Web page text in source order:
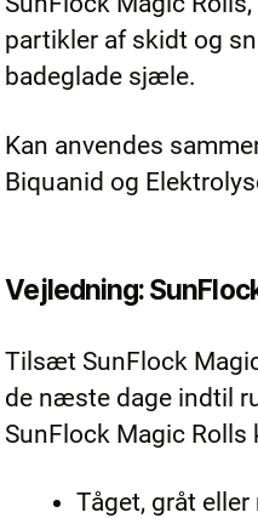
partikler af skidt og
badeglade sjæle.
Kan anvendes
Biquanid og
Vejledning:
Tilsæt SunFlock
de næste dage indtil
SunFlock Magic
Tåget, gråt